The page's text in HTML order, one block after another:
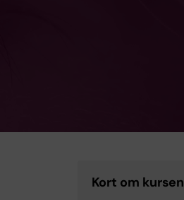
Kort om kursen